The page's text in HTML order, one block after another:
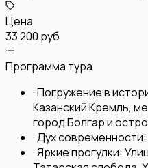
Цена
33 200 руб
Программа тура
·Погружение в
Казанский Кремль,
город Болгар и
·Дух
·Яркие прогулки: